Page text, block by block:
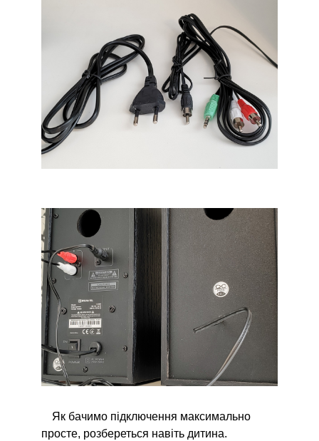
Як бачимо підключення максимально
просте, розбереться навіть дитина.